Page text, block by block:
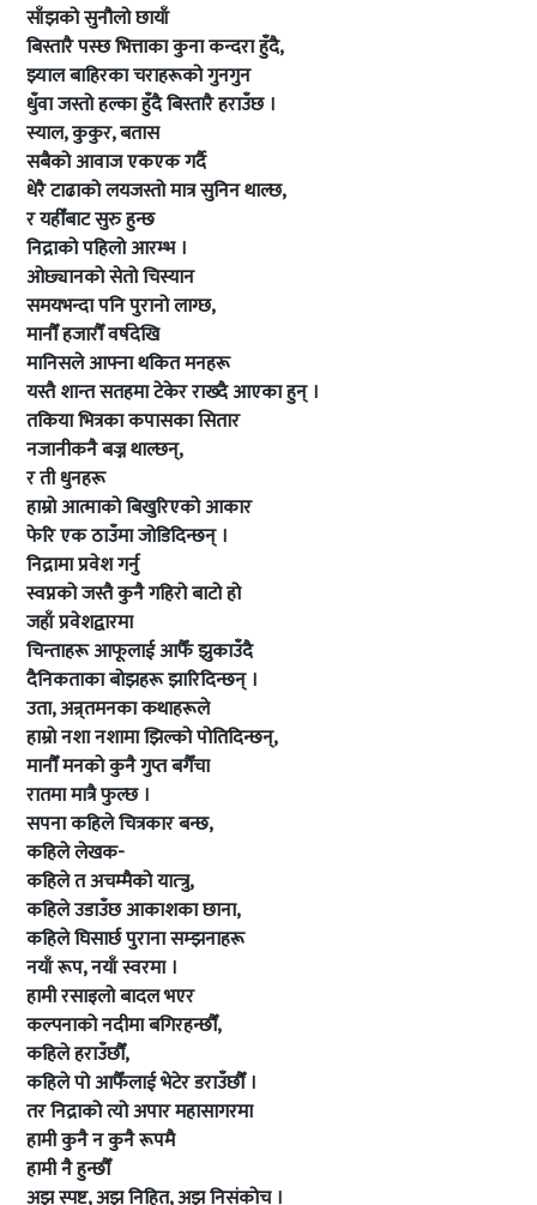
साँझको सुनौलो छायाँ
बिस्तारै पस्छ भित्ताका कुना कन्दरा हुँदै,
झ्याल बाहिरका चराहरूको गुनगुन
धुँवा जस्तो हल्का हुँदै बिस्तारै हराउँछ ।
स्याल, कुकुर, बतास
सबैको आवाज एकएक गर्दै
धेरै टाढाको लयजस्तो मात्र सुनिन थाल्छ,
र यहीँबाट सुरु हुन्छ
निद्राको पहिलो आरम्भ ।
ओछ्यानको सेतो चिस्यान
समयभन्दा पनि पुरानो लाग्छ,
मानौँ हजारौँ वर्षदेखि
मानिसले आफ्ना थकित मनहरू
यस्तै शान्त सतहमा टेकेर राख्दै आएका हुन् ।
तकिया भित्रका कपासका सितार
नजानीकनै बज्न थाल्छन्,
र ती धुनहरू
हाम्रो आत्माको बिखुरिएको आकार
फेरि एक ठाउँमा जोडिदिन्छन् ।
निद्रामा प्रवेश गर्नु
स्वप्नको जस्तै कुनै गहिरो बाटो हो
जहाँ प्रवेशद्वारमा
चिन्ताहरू आफूलाई आफैँ झुकाउँदै
दैनिकताका बोझहरू झारिदिन्छन् ।
उता, अन्र्तमनका कथाहरूले
हाम्रो नशा नशामा झिल्को पोतिदिन्छन्,
मानौँ मनको कुनै गुप्त बगैँचा
रातमा मात्रै फुल्छ ।
सपना कहिले चित्रकार बन्छ,
कहिले लेखक-
कहिले त अचम्मैको यात्त्रु,
कहिले उडाउँछ आकाशका छाना,
कहिले घिसार्छ पुराना सम्झनाहरू
नयाँ रूप, नयाँ स्वरमा ।
हामी रसाइलो बादल भएर
कल्पनाको नदीमा बगिरहन्छौँ,
कहिले हराउँछौँ,
कहिले पो आफैँलाई भेटेर डराउँछौँ ।
तर निद्राको त्यो अपार महासागरमा
हामी कुनै न कुनै रूपमै
हामी नै हुन्छौँ
अझ स्पष्ट, अझ निहित, अझ निसंकोच ।